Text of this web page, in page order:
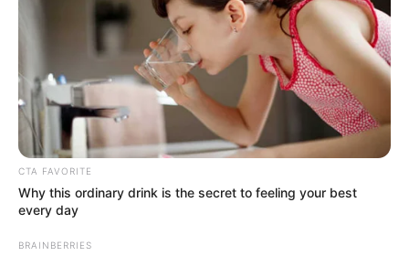
ΑΠΟΨΕΙΣ ΡΟΗ ΤΩΝ ΑΡΘΡΩΝ
Σύμπαν 25: Ένα πείραμα που η ΝΤΠ το
παρερμήνευσε κατά το δοκούν
Λίγα λόγια ως πρόλογος από τον Αναξίμανδρο… Σύμπαν 25:
CTA FAVORITE
Why this ordinary drink is the secret to feeling your best
every day
BRAINBERRIES